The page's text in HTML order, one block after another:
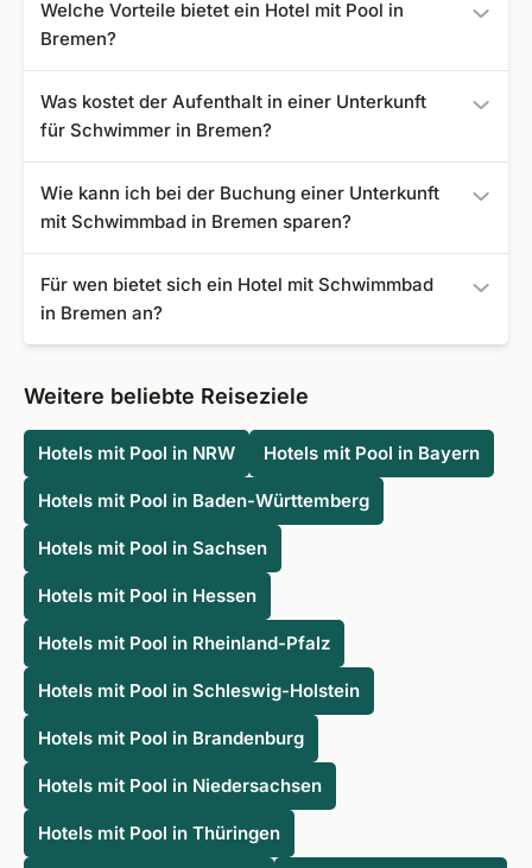
Welche Vorteile bietet ein Hotel mit Pool in
Bremen?
kombinieren Sie einen Wellnessurlaub in einem
komfortablen Hotel mit einer interessanten Städtereise.
Was kostet der Aufenthalt in einer Unterkunft
für Schwimmer in Bremen?
uns ab günstigen {minPrice}.
Wie kann ich bei der Buchung einer Unterkunft
mit Schwimmbad in Bremen sparen?
Urlaub starten. Ebenso lohnt ein Blick auf
Frühbucherangebote.
Für wen bietet sich ein Hotel mit Schwimmbad
in Bremen an?
Hansestadt ebenso richtig wie Familien mit Kindern, für
Weitere beliebte Reiseziele
Hotels mit Pool in NRW Hotels mit Pool in Bayern
Hotels mit Pool in Baden-Württemberg
Hotels mit Pool in Sachsen
Hotels mit Pool in Hessen
Hotels mit Pool in Rheinland-Pfalz
Hotels mit Pool in Schleswig-Holstein
Hotels mit Pool in Brandenburg
Hotels mit Pool in Niedersachsen
Hotels mit Pool in Thüringen